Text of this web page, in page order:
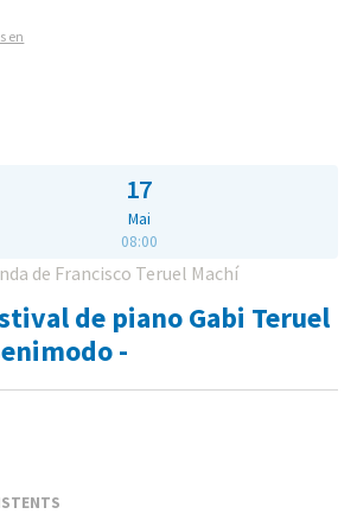
en
17
Mai
08:00
de Francisco Teruel Machí
de piano Gabi Teruel
-